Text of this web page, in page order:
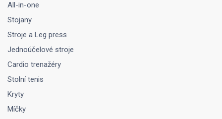
All-in-one
Stojany
Stroje a Leg press
Jednoúčelové stroje
Cardio trenažéry
Stolní tenis
Kryty
Míčky